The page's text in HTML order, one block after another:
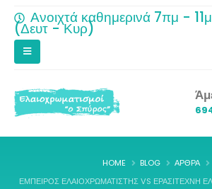
Ανοιχτά καθημερινά 7πμ -
(Δευτ - Κυρ)
HOME BLOG
ΆΡΘΡΑ
ΈΜΠΕΙΡΟΣ ΕΛΑΙΟΧΡΩΜΑΤΙΣΤΉΣ VS ΕΡΑΣΙΤΈΧΝΗ